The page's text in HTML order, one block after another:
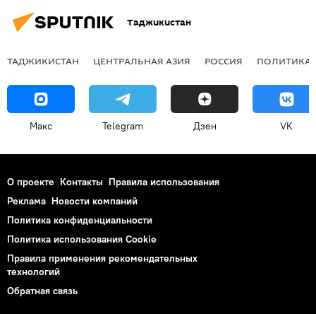
Таджикистан
ТАДЖИКИСТАН ЦЕНТРАЛЬНАЯ АЗИЯ РОССИЯ ПОЛИТИКА
Макс Telegram Дзен VK
О проекте Контакты Правила использования
Реклама Новости компаний
Политика конфиденциальности
Политика использования Cookie
Правила применения рекомендательных
технологий
Обратная связь